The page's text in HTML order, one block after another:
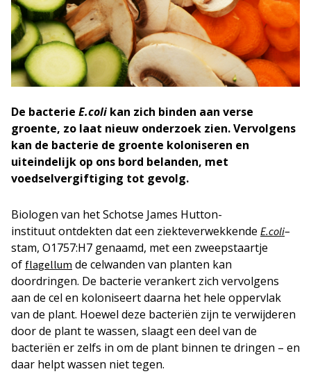
De bacterie E.coli kan zich binden aan verse
groente, zo laat nieuw onderzoek zien. Vervolgens
kan de bacterie de groente koloniseren en
uiteindelijk op ons bord belanden, met
voedselvergiftiging tot gevolg.
Biologen van het Schotse James Hutton-
instituut ontdekten dat een ziekteverwekkende E.coli–
stam, O1757:H7 genaamd, met een zweepstaartje
of flagellum de celwanden van planten kan
doordringen. De bacterie verankert zich vervolgens
aan de cel en koloniseert daarna het hele oppervlak
van de plant. Hoewel deze bacteriën zijn te verwijderen
door de plant te wassen, slaagt een deel van de
bacteriën er zelfs in om de plant binnen te dringen – en
daar helpt wassen niet tegen.